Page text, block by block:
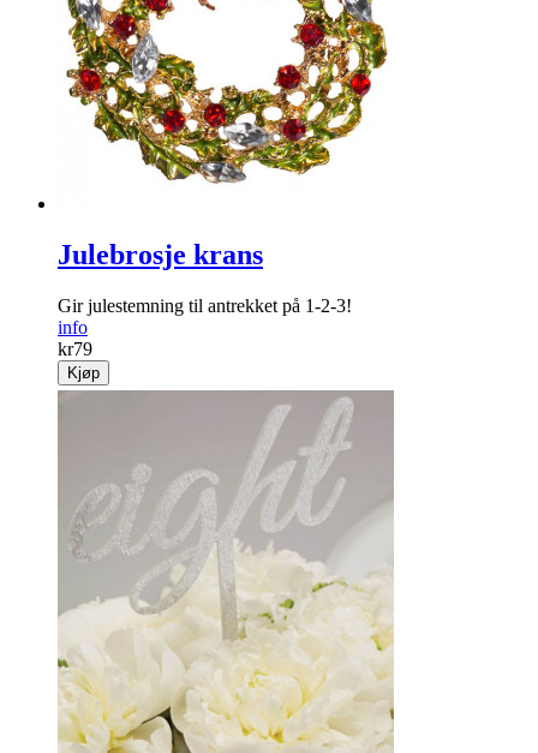
Julebrosje krans
Gir julestemning til antrekket på 1-2-3!
info
kr79
Kjøp